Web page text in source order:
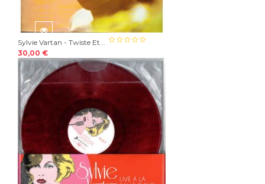
Sylvie Vartan - Twiste Et...
30,00 €